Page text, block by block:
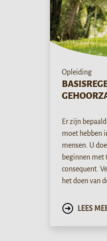
Opleiding
Er zijn
moet hebben
mensen. U
beginnen met
consequent.
het doen van
LEES